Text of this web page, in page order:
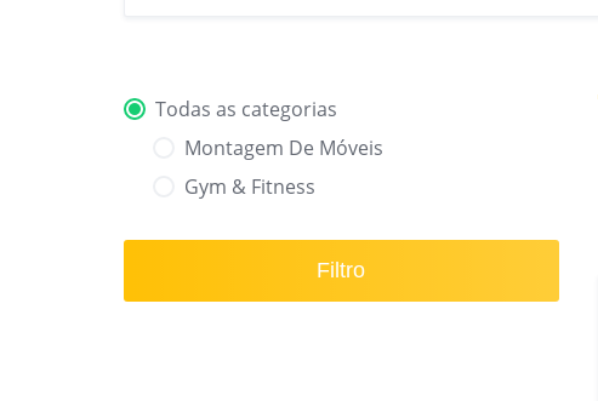
Todas as categorias
Montagem De Móveis
Gym & Fitness
Filtro